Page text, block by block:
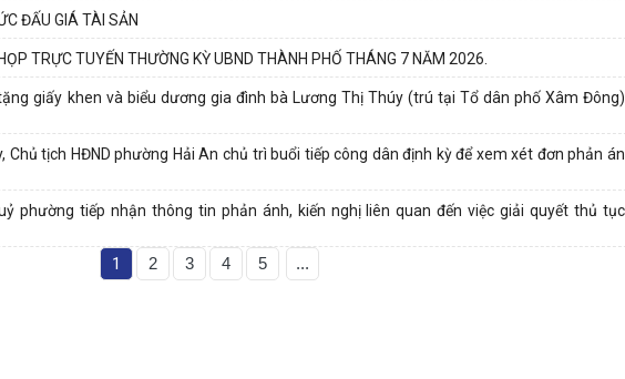
ĐẤU GIÁ TÀI SẢN
TRỰC TUYẾN THƯỜNG KỲ UBND THÀNH PHỐ THÁNG 7 NĂM 2026.
giấy khen và biểu dương gia đình bà Lương Thị Thúy (trú tại Tổ dân phố Xâm
Chủ tịch HĐND phường Hải An chủ trì buổi tiếp công dân định kỳ để xem xét đơn phản
phường tiếp nhận thông tin phản ánh, kiến nghị liên quan đến việc giải quyết thủ
1 2 3 4 5 ...